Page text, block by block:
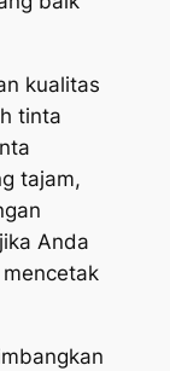
kualitas
tinta
tajam,
Anda